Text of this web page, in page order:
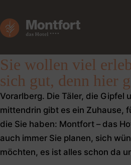
Sie wollen viel
sich gut, denn hier
Vorarlberg. Die Täler, die Gipfel
mittendrin gibt es ein Zuhause,
die Sie haben: Montfort – das
auch immer Sie planen, sich
möchten, es ist alles schon da